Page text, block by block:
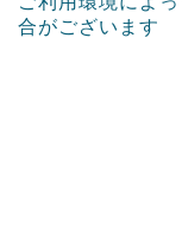
合がございます